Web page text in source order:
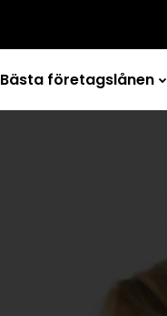
Bästa företagslånen